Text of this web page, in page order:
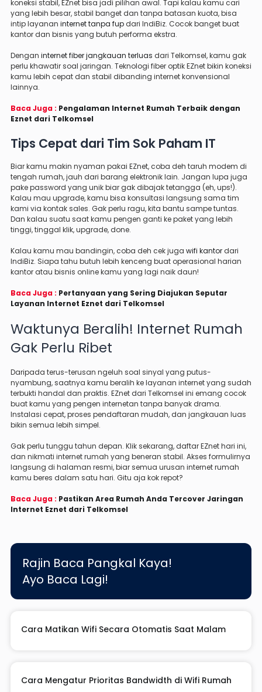
koneksi stabil, EZnet bisa jadi pilihan awal. Tapi kalau kamu cari
yang lebih besar, stabil banget dan tanpa batasan kuota, bisa
intip layanan internet tanpa fupdari IndiBiz. Cocok banget buat
kantor dan bisnis yang butuh performa ekstra.
Dengan internet fiber jangkauan terluas dari Telkomsel, kamu gak
perlu khawatir soal jaringan. Teknologi fiber optik EZnet bikin koneksi
kamu lebih cepat dan stabil dibanding internet konvensional
lainnya.
Baca Juga : Pengalaman Internet Rumah Terbaik dengan
Eznet dari Telkomsel
Tips Cepat dari Tim Sok Paham IT
Biar kamu makin nyaman pakai EZnet, coba deh taruh modem di
tengah rumah, jauh dari barang elektronik lain. Jangan lupa juga
pake password yang unik biar gak dibajak tetangga (eh, ups!).
Kalau mau upgrade, kamu bisa konsultasi langsung sama tim
kami via kontak sales. Gak perlu ragu, kita bantu sampe tuntas.
Dan kalau suatu saat kamu pengen ganti ke paket yang lebih
tinggi, tinggal klik, upgrade, done.
Kalau kamu mau bandingin, coba deh cek juga wifi kantordari
IndiBiz. Siapa tahu butuh lebih kenceng buat operasional harian
kantor atau bisnis online kamu yang lagi naik daun!
Baca Juga : Pertanyaan yang Sering Diajukan Seputar
Layanan Internet Eznet dari Telkomsel
Waktunya Beralih! Internet Rumah
Gak Perlu Ribet
Daripada terus-terusan ngeluh soal sinyal yang putus-
nyambung, saatnya kamu beralih ke layanan internet yang sudah
terbukti handal dan praktis. EZnet dari Telkomsel ini emang cocok
buat kamu yang pengen internetan tanpa banyak drama.
Instalasi cepat, proses pendaftaran mudah, dan jangkauan luas
bikin semua lebih simpel.
Gak perlu tunggu tahun depan. Klik sekarang, daftar EZnet hari ini,
dan nikmati internet rumah yang beneran stabil. Akses formulirnya
langsung di halaman resmi, biar semua urusan internet rumah
kamu beres dalam satu hari. Gitu aja kok repot?
Baca Juga : Pastikan Area Rumah Anda Tercover Jaringan
Internet Eznet dari Telkomsel
Rajin Baca Pangkal Kaya!
Ayo Baca Lagi!
Cara Matikan Wifi Secara Otomatis Saat Malam
Cara Mengatur Prioritas Bandwidth di Wifi Rumah